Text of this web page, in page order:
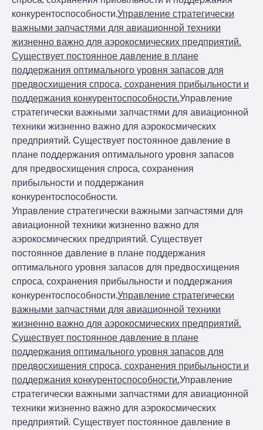
конкурентоспособности.Управление стратегически
важными запчастями для авиационной техники
жизненно важно для аэрокосмических предприятий.
Существует постоянное давление в плане
поддержания оптимального уровня запасов для
предвосхищения спроса, сохранения прибыльности и
поддержания конкурентоспособности.Управление
стратегически важными запчастями для авиационной
техники жизненно важно для аэрокосмических
предприятий. Существует постоянное давление в
плане поддержания оптимального уровня запасов
для предвосхищения спроса, сохранения
прибыльности и поддержания
конкурентоспособности.
Управление стратегически важными запчастями для
авиационной техники жизненно важно для
аэрокосмических предприятий. Существует
постоянное давление в плане поддержания
оптимального уровня запасов для предвосхищения
спроса, сохранения прибыльности и поддержания
конкурентоспособности.Управление стратегически
важными запчастями для авиационной техники
жизненно важно для аэрокосмических предприятий.
Существует постоянное давление в плане
поддержания оптимального уровня запасов для
предвосхищения спроса, сохранения прибыльности и
поддержания конкурентоспособности.Управление
стратегически важными запчастями для авиационной
техники жизненно важно для аэрокосмических
предприятий. Существует постоянное давление в